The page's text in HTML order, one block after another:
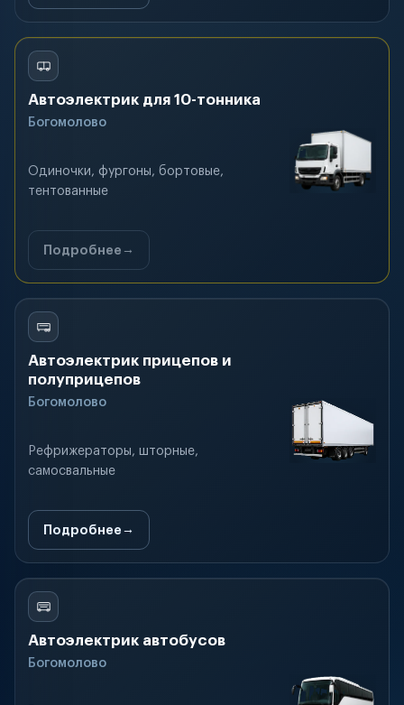
Автоэлектрик для 10-тонника
Богомолово
Одиночки, фургоны, бортовые,
тентованные
Подробнее
Автоэлектрик прицепов и
полуприцепов
Богомолово
Рефрижераторы, шторные,
самосвальные
Подробнее
Автоэлектрик автобусов
Богомолово